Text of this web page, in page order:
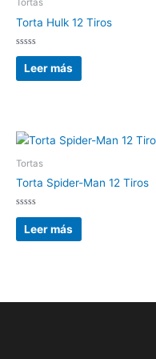
Tortas
Torta Hulk 12 Tiros
Valorado
con
de
Leer más
Tortas
Torta Spider-Man 12 Tiros
Valorado
con
de
Leer más